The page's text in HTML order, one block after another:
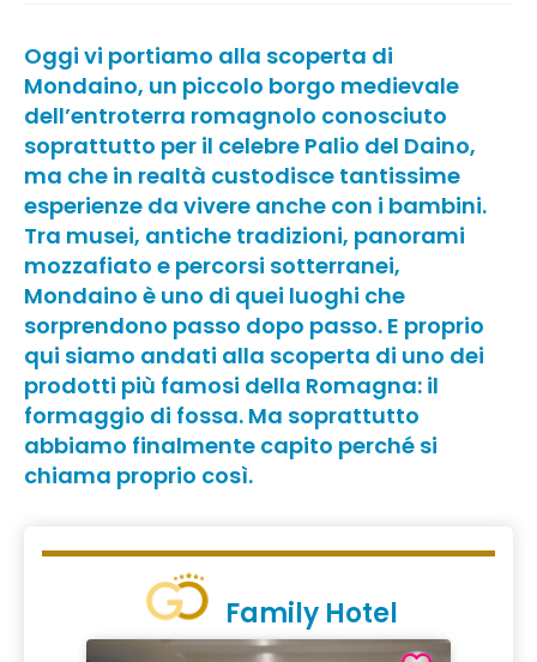
Oggi vi portiamo alla scoperta di
Mondaino, un piccolo borgo medievale
dell’entroterra romagnolo conosciuto
soprattutto per il celebre Palio del Daino,
ma che in realtà custodisce tantissime
esperienze da vivere anche con i bambini.
Tra musei, antiche tradizioni, panorami
mozzafiato e percorsi sotterranei,
Mondaino è uno di quei luoghi che
sorprendono passo dopo passo. E proprio
qui siamo andati alla scoperta di uno dei
prodotti più famosi della Romagna: il
formaggio di fossa. Ma soprattutto
abbiamo finalmente capito perché si
chiama proprio così.
Family Hotel